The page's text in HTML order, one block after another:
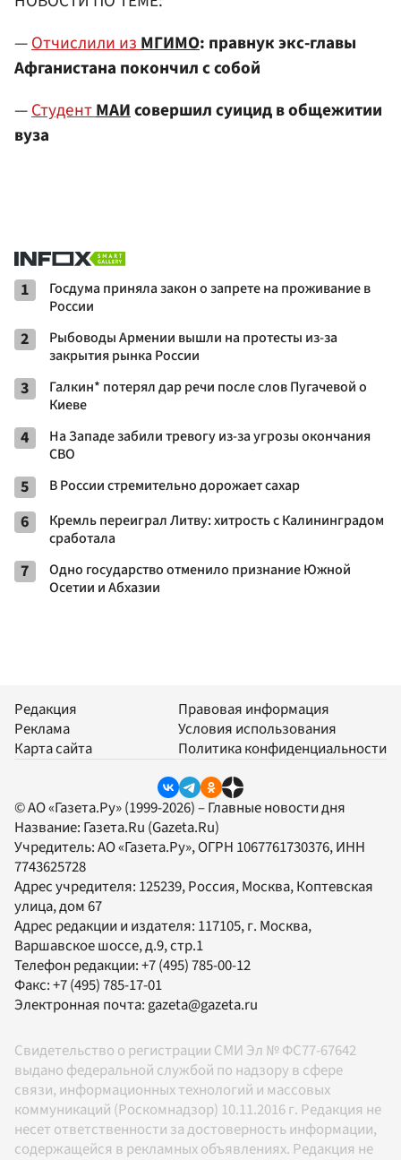
—Отчислили изМГИМО: правнук экс-главы
Афганистана покончил с собой
—СтудентМАИсовершил суицид в общежитии
вуза
1
Госдума приняла закон о запрете на проживание в
России
2
Рыбоводы Армении вышли на протесты из-за
закрытия рынка России
3
Галкин* потерял дар речи после слов Пугачевой о
Киеве
4
На Западе забили тревогу из-за угрозы окончания
СВО
5 В России стремительно дорожает сахар
6
Кремль переиграл Литву: хитрость с Калининградом
сработала
7
Одно государство отменило признание Южной
Осетии и Абхазии
Редакция
Реклама
Карта сайта
Правовая информация
Условия использования
Политика конфиденциальности
© АО «Газета.Ру» (1999-2026) – Главные новости дня
Название: Газета.Ru (Gazeta.Ru)
Учредитель:АО «Газета.Ру», ОГРН 1067761730376, ИНН
7743625728
Адрес учредителя: 125239, Россия, Москва, Коптевская
улица, дом 67
Адрес редакции и издателя: 117105, г. Москва,
Варшавское шоссе, д.9, стр.1
Телефон редакции:+7 (495) 785-00-12
Факс:+7 (495) 785-17-01
Электронная почта: gazeta@gazeta.ru
Свидетельство о регистрации СМИ Эл № ФС77-67642
выдано федеральной службой по надзору в сфере
связи, информационных технологий и массовых
коммуникаций (Роскомнадзор) 10.11.2016 г. Редакция не
несет ответственности за достоверность информации,
содержащейся в рекламных объявлениях. Редакция не